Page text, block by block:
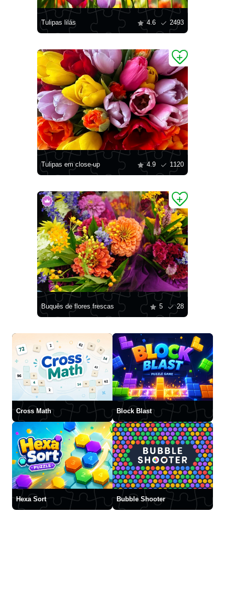
Tulipas lilás 4.6 2493
Tulipas em close-up 4.9 1120
Buquês de flores frescas 5 28
Cross Math Block Blast
Hexa Sort Bubble Shooter